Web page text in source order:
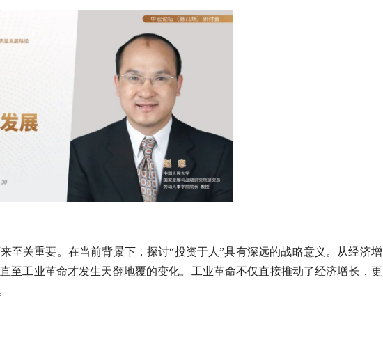
至关重要。在当前背景下，探讨“投资于人”具有深远的战略意义。从经济增
至工业革命才发生天翻地覆的变化。工业革命不仅直接推动了经济增长，更